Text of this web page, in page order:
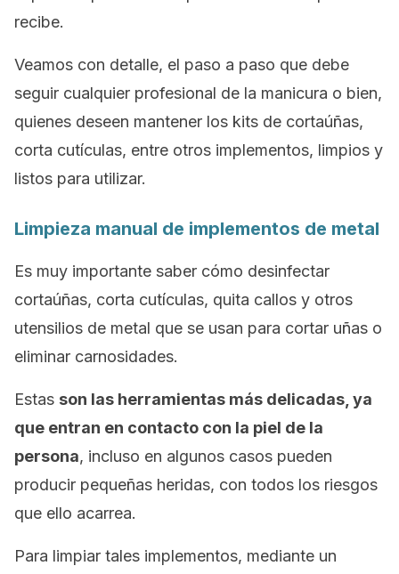
recibe.
Veamos con detalle, el paso a paso que debe
seguir cualquier profesional de la manicura o bien,
quienes deseen mantener los kits de cortaúñas,
corta cutículas, entre otros implementos, limpios y
listos para utilizar.
Limpieza manual de implementos de metal
Es muy importante saber cómo desinfectar
cortaúñas, corta cutículas, quita callos y otros
utensilios de metal que se usan para cortar uñas o
eliminar carnosidades.
Estas son las herramientas más delicadas, ya
que entran en contacto con la piel de la
persona, incluso en algunos casos pueden
producir pequeñas heridas, con todos los riesgos
que ello acarrea.
Para limpiar tales implementos, mediante un